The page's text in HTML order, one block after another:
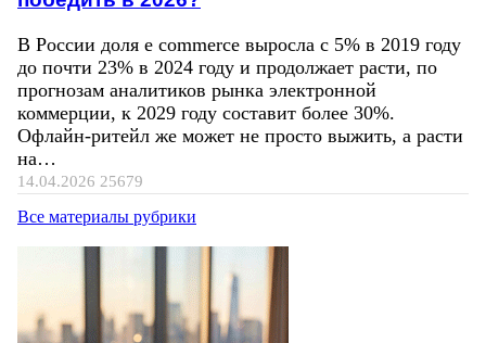
В России доля e commerce выросла с 5% в 2019 году
до почти 23% в 2024 году и продолжает расти, по
прогнозам аналитиков рынка электронной
коммерции, к 2029 году составит более 30%.
Офлайн-ритейл же может не просто выжить, а расти
на…
14.04.2026 25679
Все материалы рубрики